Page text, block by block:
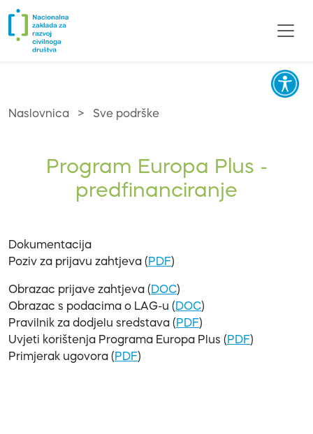
Naslovnica > Sve podrške
Program Europa Plus -
predfinanciranje
Dokumentacija
Poziv za prijavu zahtjeva (PDF)
Obrazac prijave zahtjeva (DOC)
Obrazac s podacima o LAG-u (DOC)
Pravilnik za dodjelu sredstava (PDF)
Uvjeti korištenja Programa Europa Plus (PDF)
Primjerak ugovora (PDF)